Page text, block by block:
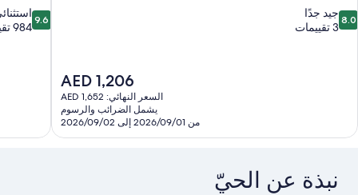
8.0
من
8.0 جيد جدًا
3 تقييمات
السعر
الحالي
هو
AED
1,206
AED 1,206
السعر النهائي: AED 1,652
يشمل الضرائب والرسوم
من 2026/09/01 إلى 2026/09/02
9.6
من
9.6
984 تقييمًا
نبذة عن الحيّ